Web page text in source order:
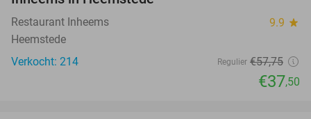
Restaurant Inheems 9.9 star
Heemstede
Verkocht: 214
Regulier €57,75
€37,50